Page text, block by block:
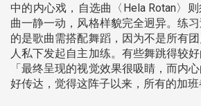
中的内心戏，自选曲〈Hela Rotan〉
曲一静一动，风格样貌完全迥异。练
的是歌曲需搭配舞蹈，因为不是所有
人私下发起自主加练。有些舞跳得较
「最终呈现的视觉效果很吸睛，而内
好传达，觉得这阵子以来，所有的加班